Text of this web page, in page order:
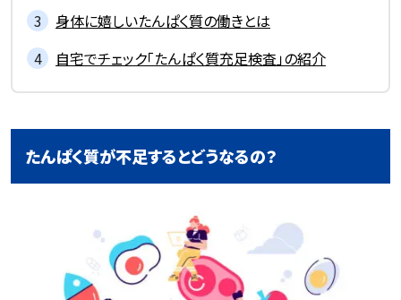
身体に嬉しいたんぱく質の働きとは
自宅でチェック「たんぱく質充足検査」の紹介
たんぱく質が不足するとどうなるの？